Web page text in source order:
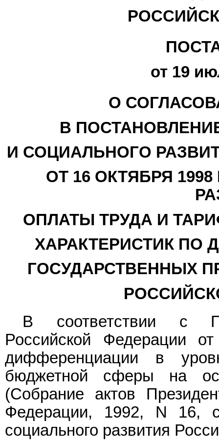
от 19
О
В
И СОЦИАЛЬНОГО
ОТ 16 ОКТЯБРЯ
ОПЛАТЫ ТРУДА И
ХАРАКТЕРИСТИК ПО
ГОСУДАРСТВЕННЫХ
В соответствии с
Российской Федерации
дифференциации в
бюджетной сферы на
(Собрание актов
Федерации, 1992, N 16,
социального развития